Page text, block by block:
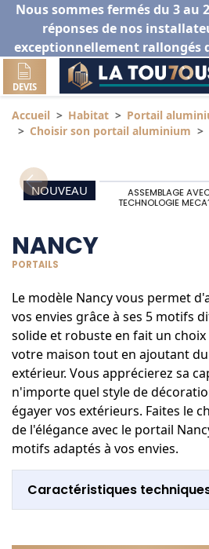
Nous sommes fermés du 3 au
réponses de nos
exceptionnellement rallongés
DEVIS
Accueil Habitat
Portail
Choisir son portail aluminium
NOUVEAU
ASSEMBLAGE
TECHNOLOGIE
NANCY
PORTAILS
Le modèle Nancy vous permet
vos envies grâce à ses 5 motifs
solide et robuste en fait un
votre maison tout en ajoutant
extérieur. Vous apprécierez sa
n'importe quel style de
égayer vos extérieurs. Faites le
de l'élégance avec le portail
motifs adaptés à vos envies.
Caractéristiques